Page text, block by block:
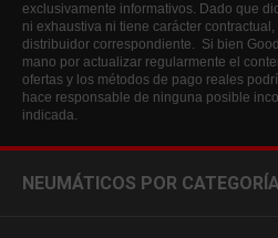
exclusivamente informativos. Dado que
ni exhaustiva ni tiene carácter
distribuidor correspondiente. Si bien
mano por actualizar regularmente el
ofertas y los métodos de pago reales
hace responsable de ninguna posible
indicada.
NEUMÁTICOS POR